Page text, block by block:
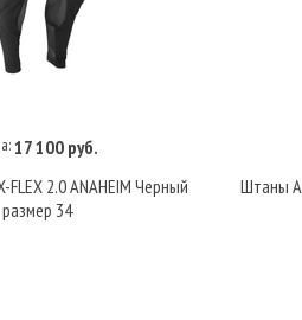
В корзину
17 100 руб.
FLEX 2.0 ANAHEIM Черный
размер 34
Штаны